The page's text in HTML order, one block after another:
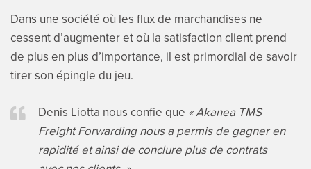
Dans une société où les flux de marchandises ne
cessent d’augmenter et où la satisfaction client prend
de plus en plus d’importance, il est primordial de savoir
tirer son épingle du jeu.
Denis Liotta nous confie que « Akanea TMS
Freight Forwarding nous a permis de gagner en
rapidité et ainsi de conclure plus de contrats